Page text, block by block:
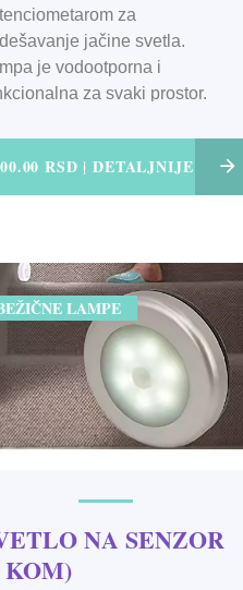
za
jačine svetla.
je vodootporna i
za svaki prostor.
RSD | DETALJNIJE
LAMPE
NA SENZOR
KOM)